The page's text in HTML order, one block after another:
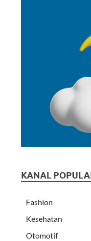
KANAL
Fashion
Kesehatan
Otomotif